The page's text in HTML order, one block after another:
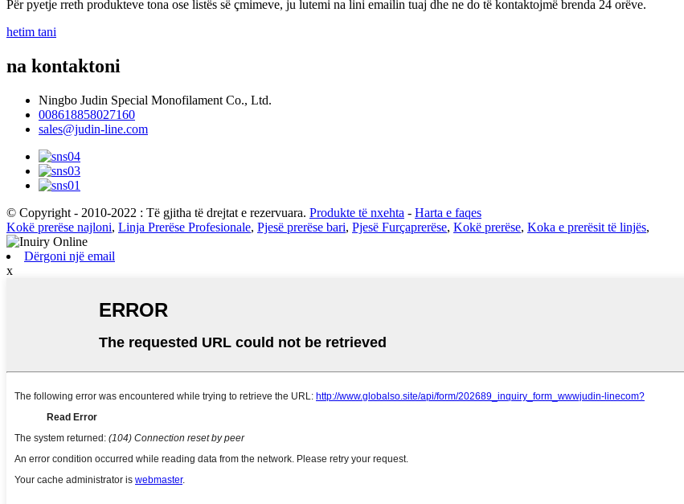
Për pyetje rreth produkteve tona ose listës së çmimeve, ju lutemi na lini emailin tuaj dhe ne do të kontaktojmë brenda 24 orëve.
hetim tani
na kontaktoni
Ningbo Judin Special Monofilament Co., Ltd.
008618858027160
sales@judin-line.com
© Copyright - 2010-2022 : Të gjitha të drejtat e rezervuara. Produkte të nxehta - Harta e faqes
Kokë prerëse najloni, Linja Prerëse Profesionale, Pjesë prerëse bari, Pjesë Furçaprerëse, Kokë prerëse, Koka e prerësit të linjës,
Dërgoni një email
x